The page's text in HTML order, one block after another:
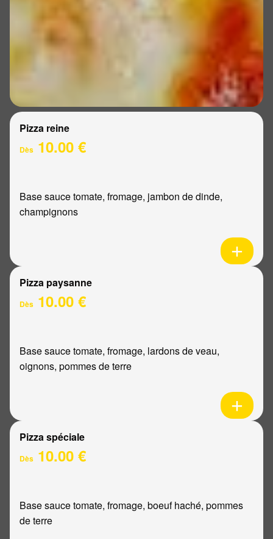
Pizza reine
Dès 10.00 €
Base sauce tomate, fromage, jambon de dinde,
champignons
Pizza paysanne
Dès 10.00 €
Base sauce tomate, fromage, lardons de veau,
oignons, pommes de terre
Pizza spéciale
Dès 10.00 €
Base sauce tomate, fromage, boeuf haché, pommes
de terre